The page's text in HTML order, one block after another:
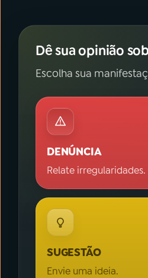
Dê sua opinião
Escolha sua
DENÚNCIA
Relate irregularidades.
SUGESTÃO
Envie uma ideia.